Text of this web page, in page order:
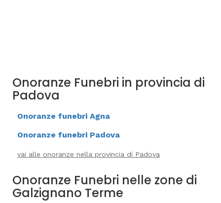
Onoranze Funebri in provincia di
Padova
Onoranze funebri Agna
Onoranze funebri Padova
vai alle onoranze nella provincia di Padova
Onoranze Funebri nelle zone di
Galzignano Terme